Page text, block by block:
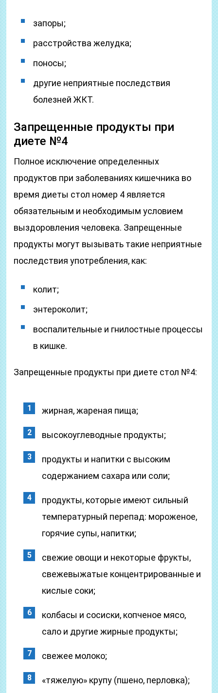
запоры;
расстройства желудка;
поносы;
другие неприятные последствия
болезней ЖКТ.
Запрещенные продукты при
диете №4
Полное исключение определенных
продуктов при заболеваниях кишечника во
время диеты стол номер 4 является
обязательным и необходимым условием
выздоровления человека. Запрещенные
продукты могут вызывать такие неприятные
последствия употребления, как:
колит;
энтероколит;
воспалительные и гнилостные процессы
в кишке.
Запрещенные продукты при диете стол №4:
жирная, жареная пища;
высокоуглеводные продукты;
продукты и напитки с высоким
содержанием сахара или соли;
продукты, которые имеют сильный
температурный перепад: мороженое,
горячие супы, напитки;
свежие овощи и некоторые фрукты,
свежевыжатые концентрированные и
кислые соки;
колбасы и сосиски, копченое мясо,
сало и другие жирные продукты;
свежее молоко;
«тяжелую» крупу (пшено, перловка);